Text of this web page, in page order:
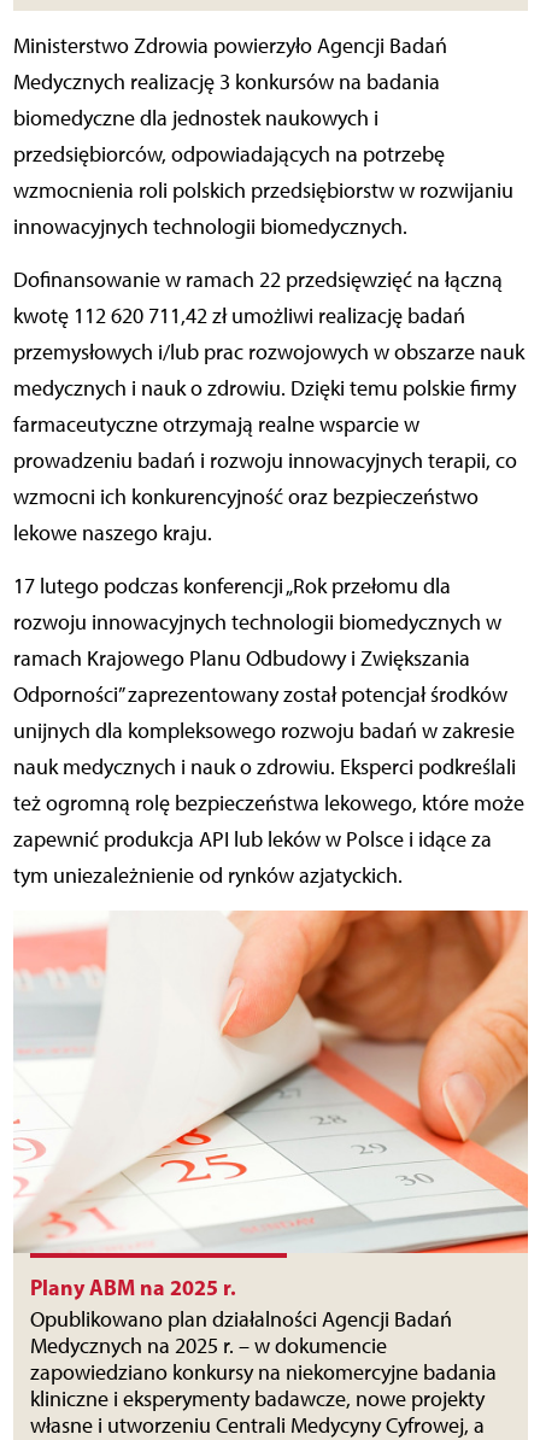
Ministerstwo Zdrowia powierzyło Agencji Badań
Medycznych realizację 3 konkursów na badania
biomedyczne dla jednostek naukowych i
przedsiębiorców, odpowiadających na potrzebę
wzmocnienia roli polskich przedsiębiorstw w rozwijaniu
innowacyjnych technologii biomedycznych.
Dofinansowanie w ramach 22 przedsięwzięć na łączną
kwotę 112 620 711,42 zł umożliwi realizację badań
przemysłowych i/lub prac rozwojowych w obszarze nauk
medycznych i nauk o zdrowiu. Dzięki temu polskie firmy
farmaceutyczne otrzymają realne wsparcie w
prowadzeniu badań i rozwoju innowacyjnych terapii, co
wzmocni ich konkurencyjność oraz bezpieczeństwo
lekowe naszego kraju.
17 lutego podczas konferencji „Rok przełomu dla
rozwoju innowacyjnych technologii biomedycznych w
ramach Krajowego Planu Odbudowy i Zwiększania
Odporności” zaprezentowany został potencjał środków
unijnych dla kompleksowego rozwoju badań w zakresie
nauk medycznych i nauk o zdrowiu. Eksperci podkreślali
też ogromną rolę bezpieczeństwa lekowego, które może
zapewnić produkcja API lub leków w Polsce i idące za
tym uniezależnienie od rynków azjatyckich.
Plany ABM na 2025 r.
Opublikowano plan działalności Agencji Badań
Medycznych na 2025 r. – w dokumencie
zapowiedziano konkursy na niekomercyjne badania
kliniczne i eksperymenty badawcze, nowe projekty
własne i utworzeniu Centrali Medycyny Cyfrowej, a